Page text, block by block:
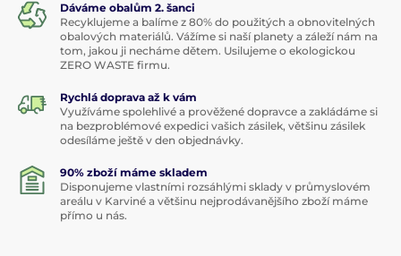
Dáváme obalům 2. šanci
Recyklujeme a balíme z 80% do použitých a obnovitelných
obalových materiálů. Vážíme si naší planety a záleží nám na
tom, jakou ji necháme dětem. Usilujeme o ekologickou
ZERO WASTE firmu.
Rychlá doprava až k vám
Využíváme spolehlivé a prověžené dopravce a zakládáme si
na bezproblémové expedici vašich zásilek, většinu zásilek
odesíláme ještě v den objednávky.
90% zboží máme skladem
Disponujeme vlastními rozsáhlými sklady v průmyslovém
areálu v Karviné a většinu nejprodávanějšího zboží máme
přímo u nás.